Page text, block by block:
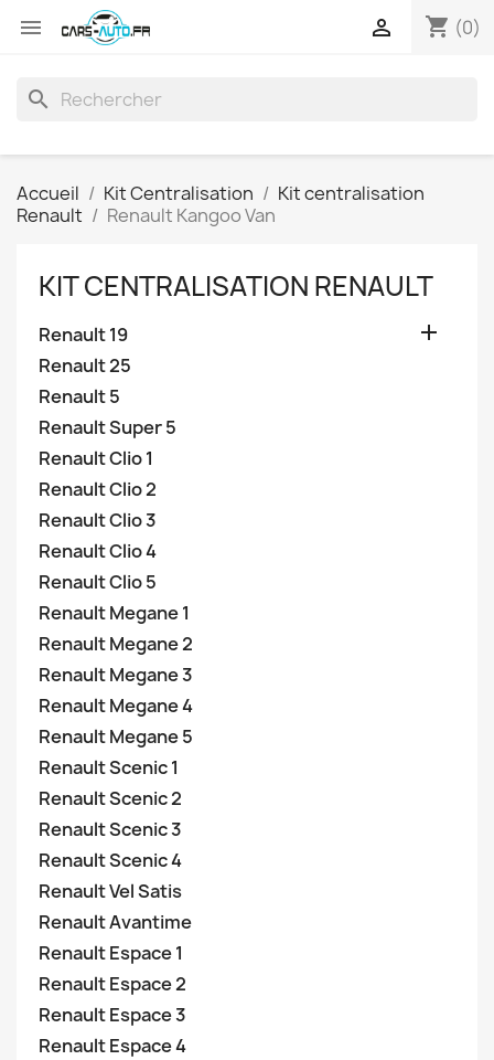
 shopping_cart (0)

search
Accueil Kit Centralisation
Kit centralisation
Renault
Renault Kangoo Van
KIT CENTRALISATION RENAULT
Renault 19 
Renault 25
Renault 5
Renault Super 5
Renault Clio 1
Renault Clio 2
Renault Clio 3
Renault Clio 4
Renault Clio 5
Renault Megane 1
Renault Megane 2
Renault Megane 3
Renault Megane 4
Renault Megane 5
Renault Scenic 1
Renault Scenic 2
Renault Scenic 3
Renault Scenic 4
Renault Vel Satis
Renault Avantime
Renault Espace 1
Renault Espace 2
Renault Espace 3
Renault Espace 4